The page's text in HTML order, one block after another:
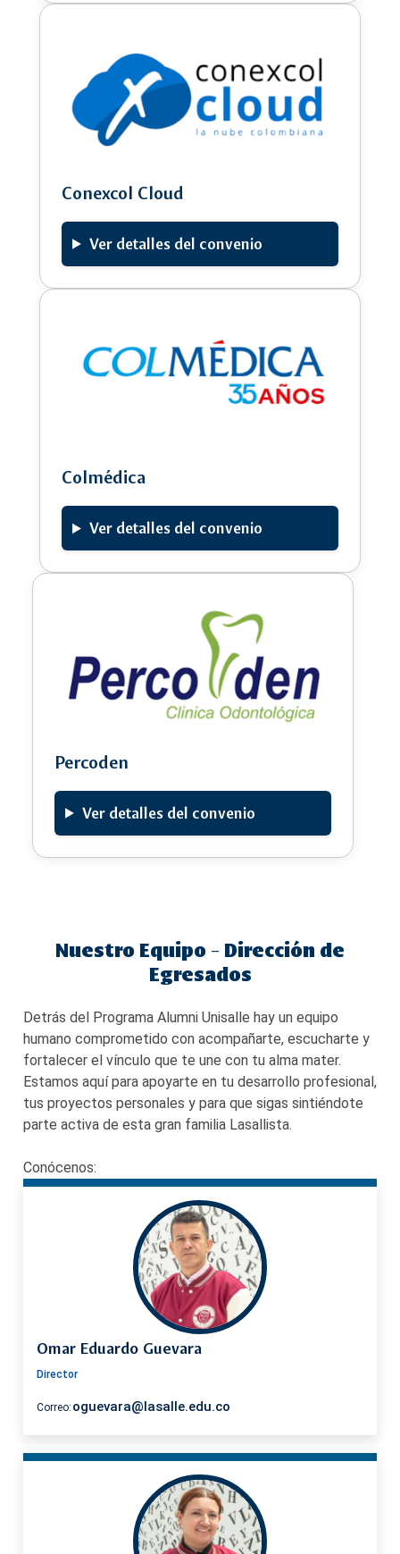
Conexcol Cloud
Ver detalles del convenio
Colmédica
Ver detalles del convenio
Percoden
Ver detalles del convenio
Nuestro Equipo - Dirección de
Egresados
Detrás del Programa Alumni Unisalle hay un equipo
humano comprometido con acompañarte, escucharte y
fortalecer el vínculo que te une con tu alma mater.
Estamos aquí para apoyarte en tu desarrollo profesional,
tus proyectos personales y para que sigas sintiéndote
parte activa de esta gran familia Lasallista.
Conócenos:
Omar Eduardo Guevara
Director
Correo: oguevara@lasalle.edu.co